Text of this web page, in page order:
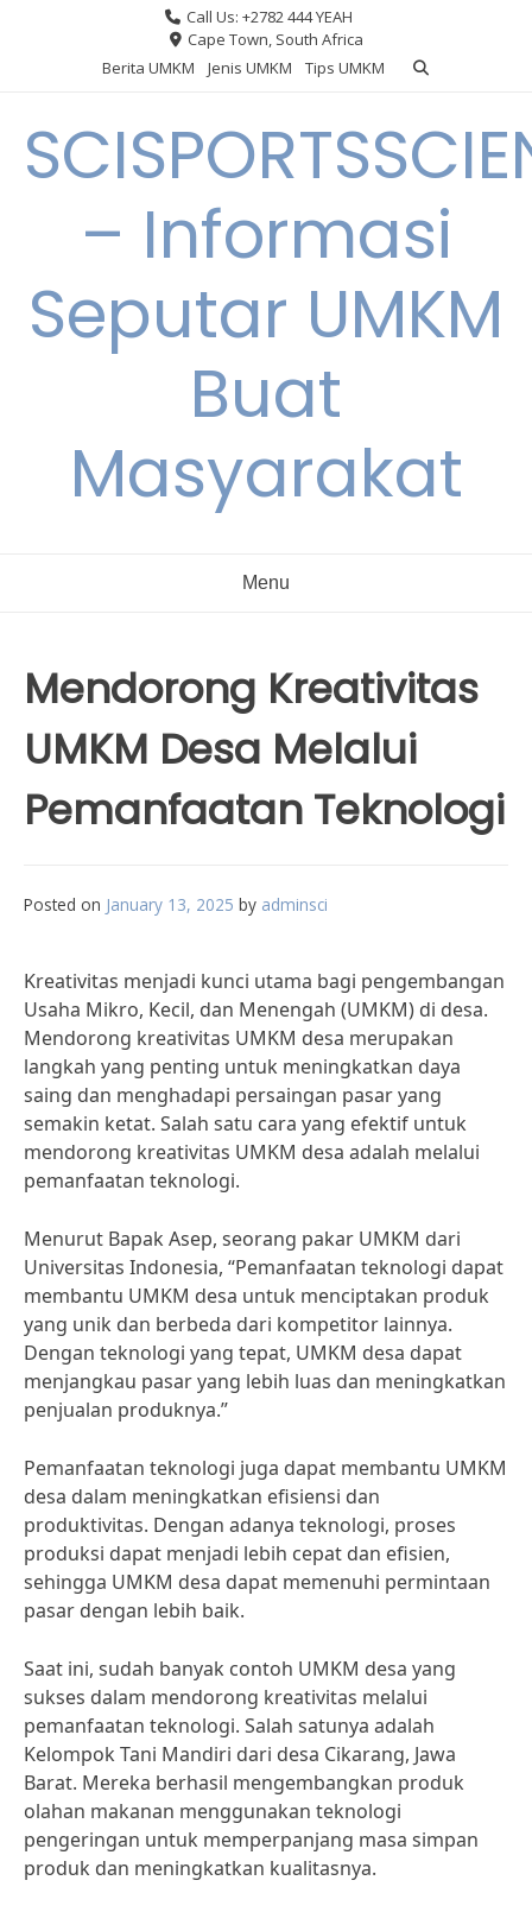
Call Us: +2782 444 YEAH
Cape Town, South Africa
Berita UMKM
Jenis UMKM Tips UMKM
– Informasi
Seputar UMKM
Buat
Masyarakat
Menu
Mendorong Kreativitas
UMKM Desa Melalui
Pemanfaatan Teknologi
Posted on January 13, 2025 by adminsci
Kreativitas menjadi kunci utama bagi pengembangan
Usaha Mikro, Kecil, dan Menengah (UMKM) di desa.
Mendorong kreativitas UMKM desa merupakan
langkah yang penting untuk meningkatkan daya
saing dan menghadapi persaingan pasar yang
semakin ketat. Salah satu cara yang efektif untuk
mendorong kreativitas UMKM desa adalah melalui
pemanfaatan teknologi.
Menurut Bapak Asep, seorang pakar UMKM dari
Universitas Indonesia, “Pemanfaatan teknologi dapat
membantu UMKM desa untuk menciptakan produk
yang unik dan berbeda dari kompetitor lainnya.
Dengan teknologi yang tepat, UMKM desa dapat
menjangkau pasar yang lebih luas dan meningkatkan
penjualan produknya.”
Pemanfaatan teknologi juga dapat membantu UMKM
desa dalam meningkatkan efisiensi dan
produktivitas. Dengan adanya teknologi, proses
produksi dapat menjadi lebih cepat dan efisien,
sehingga UMKM desa dapat memenuhi permintaan
pasar dengan lebih baik.
Saat ini, sudah banyak contoh UMKM desa yang
sukses dalam mendorong kreativitas melalui
pemanfaatan teknologi. Salah satunya adalah
Kelompok Tani Mandiri dari desa Cikarang, Jawa
Barat. Mereka berhasil mengembangkan produk
olahan makanan menggunakan teknologi
pengeringan untuk memperpanjang masa simpan
produk dan meningkatkan kualitasnya.